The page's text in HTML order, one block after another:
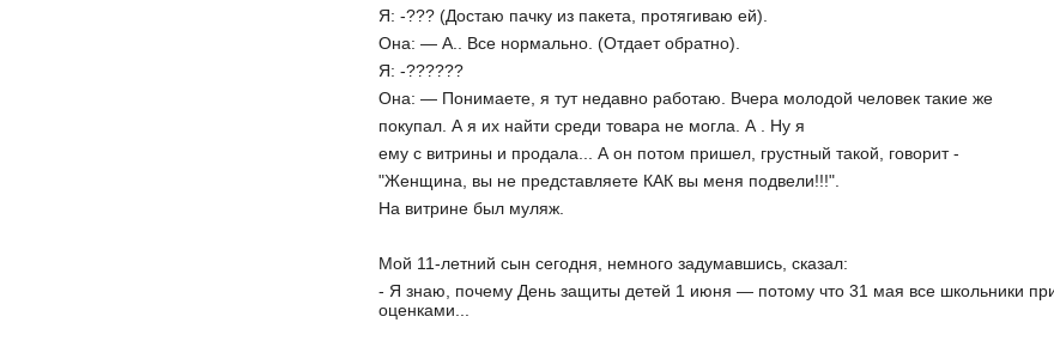
Я: -??? (Достаю пачку из пакета, протягиваю ей).
Она: — А.. Все нормально. (Отдает обратно).
Я: -??????
Она: — Понимаете, я тут недавно работаю. Вчера молодой человек такие же
покупал. А я их найти среди товара не могла. А . Ну я
ему с витрины и продала... А он потом пришел, грустный такой, говорит -
"Женщина, вы не представляете КАК вы меня подвели!!!".
На витрине был муляж.
Мой 11-летний сын сегодня, немного задумавшись, сказал:
- Я знаю, почему День защиты детей 1 июня — потому что 31 мая все школьники
оценками...